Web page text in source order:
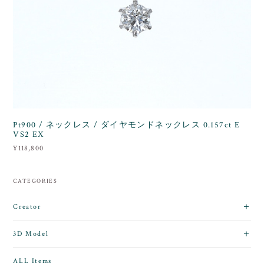
Pt900 / ネックレス / ダイヤモンドネックレス 0.157ct E
VS2 EX
¥118,800
CATEGORIES
Creator
3D Model
ALL Items